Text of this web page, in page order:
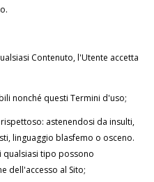
Contenuto, l'Utente accetta
nonché questi Termini d'uso;
astenendosi da insulti,
linguaggio blasfemo o osceno.
qualsiasi tipo possono
dell'accesso al Sito;